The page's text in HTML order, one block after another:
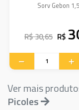
Sorv Gebon
R$ 30,65 R$
Ver mais
Picoles